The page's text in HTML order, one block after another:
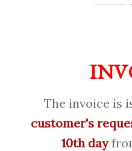
The invoice is
customer's
10th day